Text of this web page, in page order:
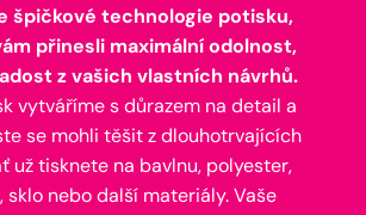
špičkové technologie potisku,
přinesli maximální odolnost,
z vašich vlastních návrhů.
vytváříme s důrazem na detail a
se mohli těšit z dlouhotrvajících
už tisknete na bavlnu, polyester,
sklo nebo další materiály. Vaše